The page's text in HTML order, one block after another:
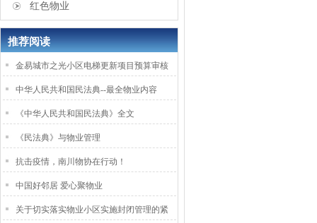
红色物业
推荐阅读
金易城市之光小区电梯更新项目预算审核
中华人民共和国民法典--最全物业内容
《中华人民共和国民法典》全文
《民法典》与物业管理
抗击疫情，南川物协在行动！
中国好邻居 爱心聚物业
关于切实落实物业小区实施封闭管理的紧